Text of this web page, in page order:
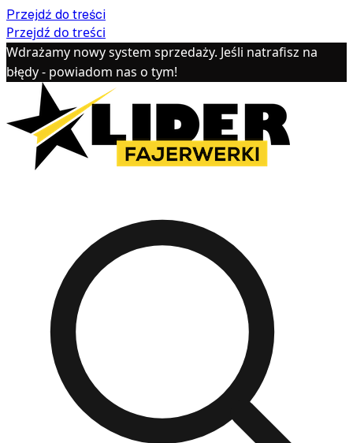
Przejdź do treści
Przejdź do treści
Wdrażamy nowy system sprzedaży. Jeśli natrafisz na
błędy - powiadom nas o tym!